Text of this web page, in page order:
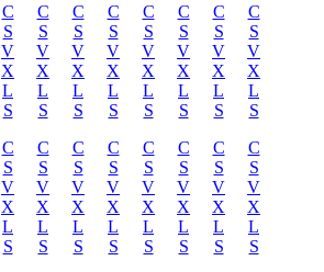
C
S
V
X
L
S
C
S
V
X
L
S
C
S
V
X
L
S
C
S
V
X
L
S
C
S
V
X
L
S
C
S
V
X
L
S
C
S
V
X
L
S
C
S
V
X
L
S
C
S
V
X
L
S
C
S
V
X
L
S
C
S
V
X
L
S
C
S
V
X
L
S
C
S
V
X
L
S
C
S
V
X
L
S
C
S
V
X
L
S
C
S
V
X
L
S